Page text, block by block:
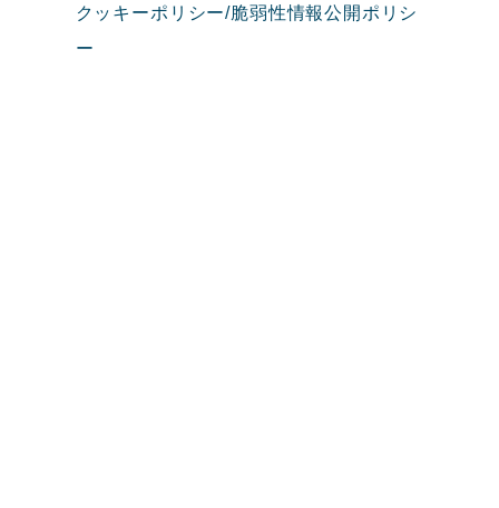
クッキーポリシー/脆弱性情報公開ポリシ
ー